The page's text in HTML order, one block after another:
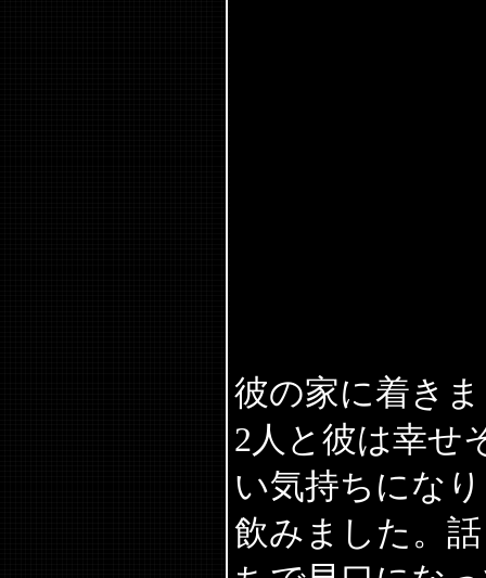
彼の家に着き
2人と彼は幸せ
い気持ちにな
飲みました。